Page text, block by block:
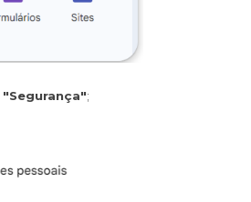
"Segurança";